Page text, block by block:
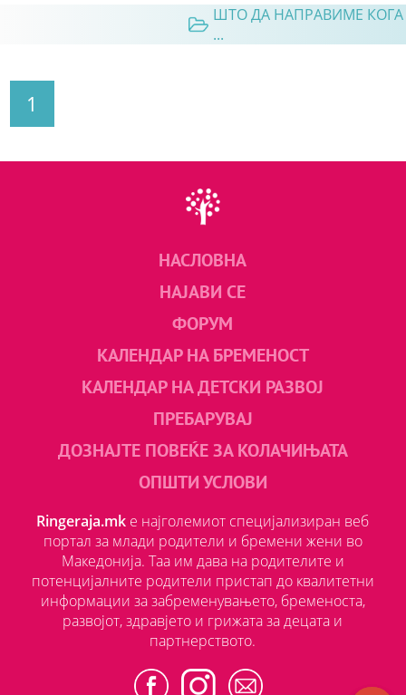
ШТО ДА НАПРАВИМЕ КОГА
...
1
НАСЛОВНА
НАЈАВИ СЕ
ФОРУМ
КАЛЕНДАР НА БРЕМЕНОСТ
КАЛЕНДАР НА ДЕТСКИ РАЗВОЈ
ПРЕБАРУВАЈ
ДОЗНАЈТЕ ПОВЕЌЕ ЗА КОЛАЧИЊАТА
ОПШТИ УСЛОВИ
Ringeraja.mk е најголемиот специјализиран веб
портал за млади родители и бремени жени во
Македонија. Таа им дава на родителите и
потенцијалните родители пристап до квалитетни
информации за забременувањето, бременоста,
развојот, здравјето и грижата за децата и
партнерството.